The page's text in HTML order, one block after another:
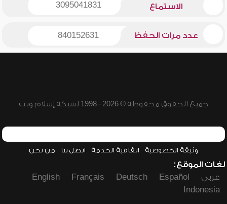
الاستماع 3095041831
عدد مرات الحفظ 840152631
جميع الحقوق محفوظة © 2026 - 1998 لشبكة إسلام ويب
وثيقة الخصوصية اتفاقية الخدمة اتصل بنا من نحن
لغات الموقع:
عربي
Español
Deutsch
Français
English
Indonesia